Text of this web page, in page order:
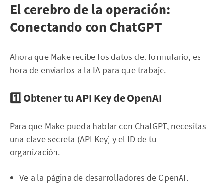
El cerebro de la operación:
Conectando con ChatGPT
Ahora que Make recibe los datos del formulario, es
hora de enviarlos a la IA para que trabaje.
1️⃣ Obtener tu API Key de OpenAI
Para que Make pueda hablar con ChatGPT, necesitas
una clave secreta (API Key) y el ID de tu
organización.
Ve a la página de desarrolladores de OpenAI.